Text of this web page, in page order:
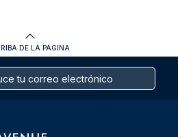
DE LA PÁGINA